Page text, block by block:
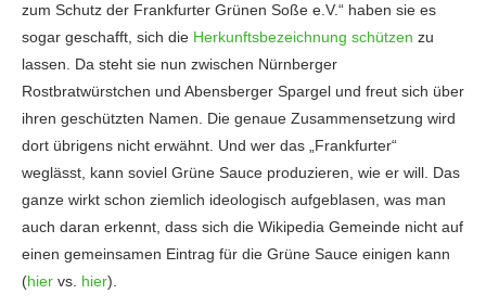
zum Schutz der Frankfurter Grünen Soße e.V.“ haben sie es
sogar geschafft, sich die Herkunftsbezeichnung schützen zu
lassen. Da steht sie nun zwischen Nürnberger
Rostbratwürstchen und Abensberger Spargel und freut sich über
ihren geschützten Namen. Die genaue Zusammensetzung wird
dort übrigens nicht erwähnt. Und wer das „Frankfurter“
weglässt, kann soviel Grüne Sauce produzieren, wie er will. Das
ganze wirkt schon ziemlich ideologisch aufgeblasen, was man
auch daran erkennt, dass sich die Wikipedia Gemeinde nicht auf
einen gemeinsamen Eintrag für die Grüne Sauce einigen kann
(hier vs. hier).